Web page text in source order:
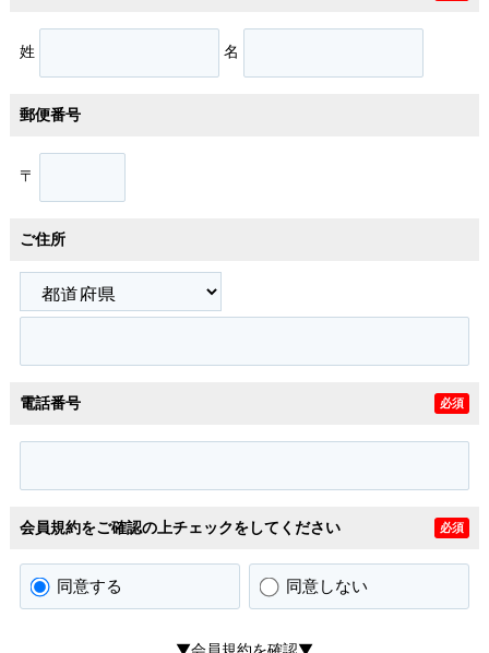
姓 名
郵便番号
〒
ご住所
電話番号 必須
会員規約をご確認の上チェックをしてください 必須
同意する 同意しない
▼会員規約を確認▼